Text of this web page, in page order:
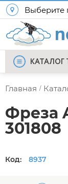
Выберите
КАТАЛОГ
Главная /
Фреза
301808
Код: 8937